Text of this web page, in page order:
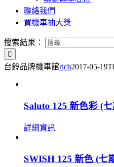
聯絡我們
買機車抽大獎
搜索結果：
台鈴品牌機車館rich2017-05-
Saluto 125 新色彩 (
詳細資訊
SWISH 125 新色 (七